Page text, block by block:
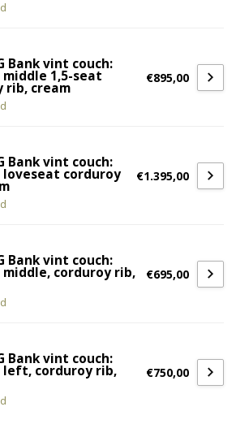
Bank vint couch:
1,5-seat
rib, cream
€895,00
Bank vint couch:
corduroy €1.395,00
Bank vint couch:
corduroy rib, €695,00
Bank vint couch:
left, corduroy rib, €750,00